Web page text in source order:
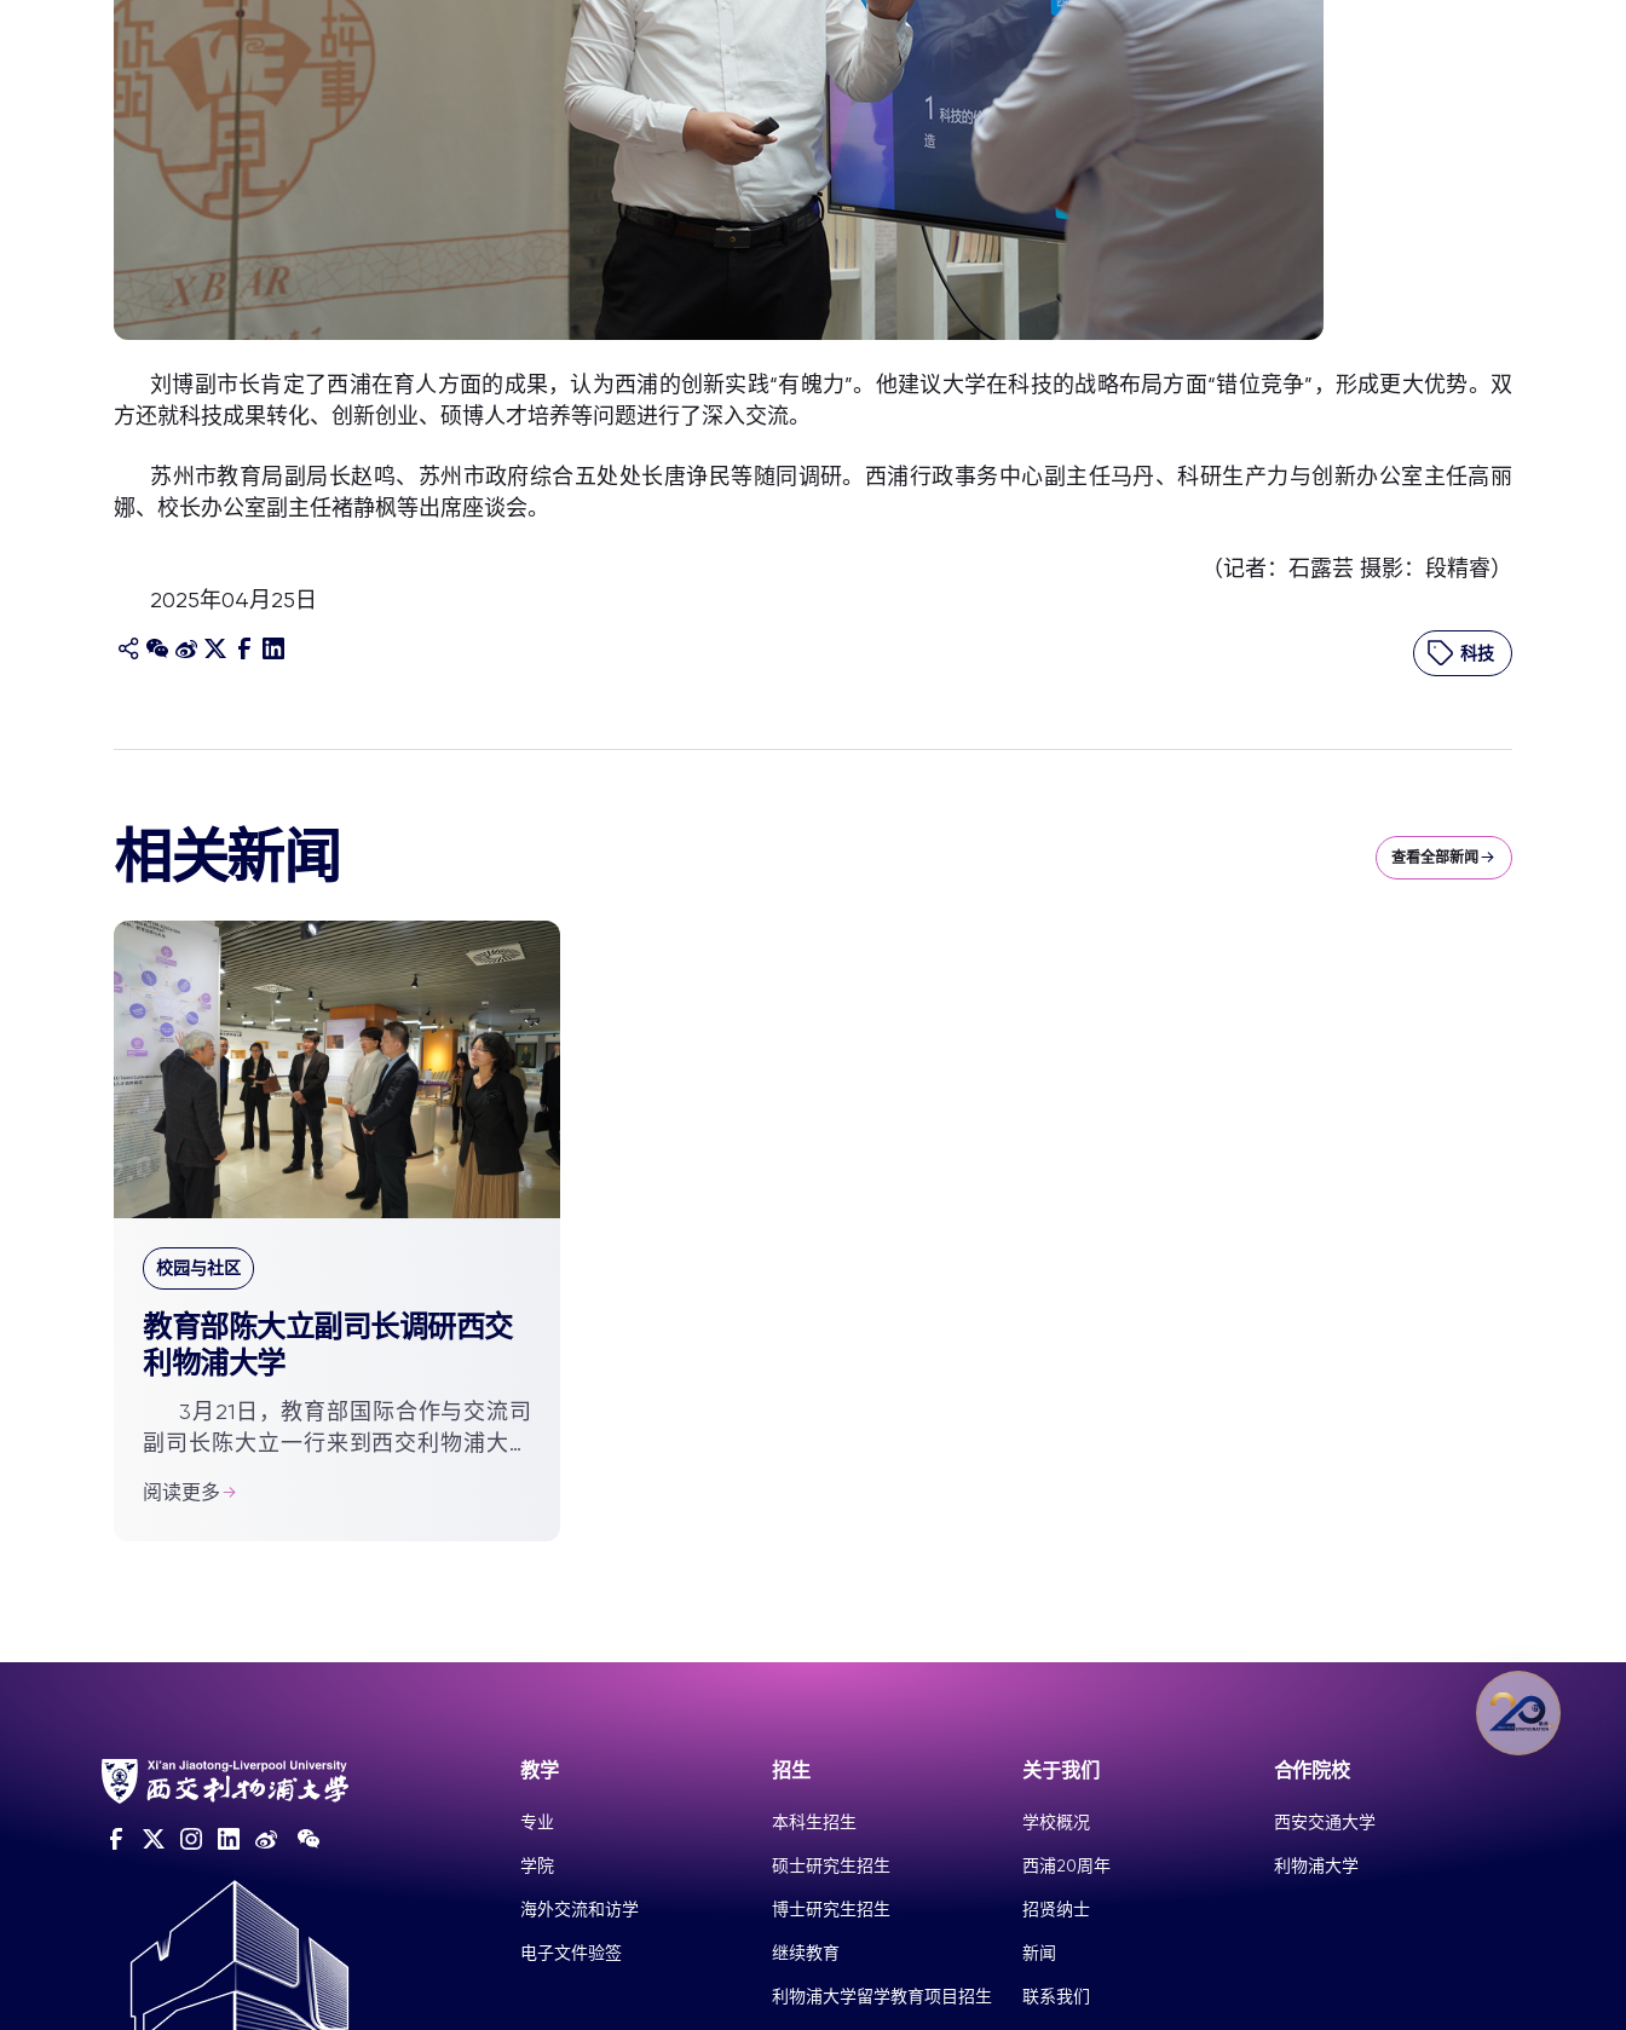
刘博副市长肯定了西浦在育人方面的成果，认为西浦的创新实践“有魄力”。他建议大学在科技的战略布局方面“错位竞争”，形成更大优势。双
方还就科技成果转化、创新创业、硕博人才培养等问题进行了深入交流。
苏州市教育局副局长赵鸣、苏州市政府综合五处处长唐诤民等随同调研。西浦行政事务中心副主任马丹、科研生产力与创新办公室主任高丽
娜、校长办公室副主任褚静枫等出席座谈会。
（记者：石露芸 摄影：段精睿）
2025年04月25日
科技
相关新闻 查看全部新闻
校园与社区
教育部陈大立副司长调研西交
利物浦大学
3月21日，教育部国际合作与交流司
副司长陈大立一行来到西交利物浦大学
合作与交流处副处长汝益仙，苏州市委
阅读更多
教学
专业
学院
海外交流和访学
电子文件验签
招生
本科生招生
硕士研究生招生
博士研究生招生
继续教育
利物浦大学留学教育项目招生
关于我们
学校概况
西浦20周年
招贤纳士
新闻
联系我们
合作院校
西安交通大学
利物浦大学